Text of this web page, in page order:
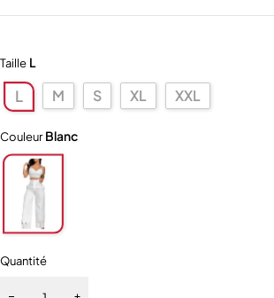
Taille L
L M S XL XXL
Couleur Blanc
Quantité